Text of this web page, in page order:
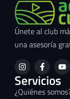
Únete al club
una asesoría
Servicios
¿Quiénes